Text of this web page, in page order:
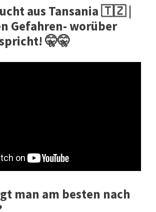
aus Tansania 🇹🇿 |
Gefahren- worüber
🤫🤫
man am besten nach